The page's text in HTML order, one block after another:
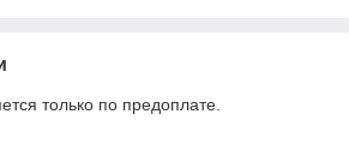
только по предоплате.